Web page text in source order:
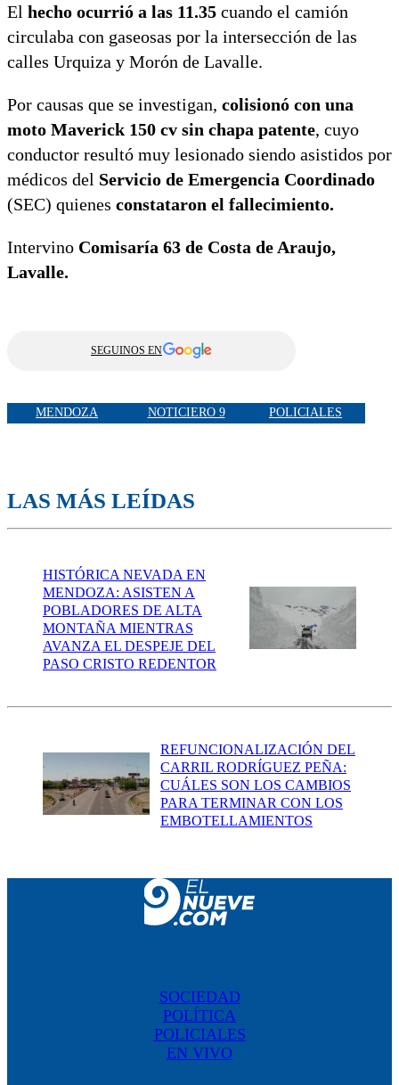
El hecho ocurrió a las 11.35 cuando el camión
circulaba con gaseosas por la intersección de las
calles Urquiza y Morón de Lavalle.
Por causas que se investigan, colisionó con una
moto Maverick 150 cv sin chapa patente, cuyo
conductor resultó muy lesionado siendo asistidos por
médicos del Servicio de Emergencia Coordinado
(SEC) quienes constataron el fallecimiento.
Intervino Comisaría 63 de Costa de Araujo,
Lavalle.
SEGUINOS EN
MENDOZA NOTICIERO 9 POLICIALES
LAS MÁS LEÍDAS
HISTÓRICA NEVADA EN
MENDOZA: ASISTEN A
POBLADORES DE ALTA
MONTAÑA MIENTRAS
AVANZA EL DESPEJE DEL
PASO CRISTO REDENTOR
REFUNCIONALIZACIÓN DEL
CARRIL RODRÍGUEZ PEÑA:
CUÁLES SON LOS CAMBIOS
PARA TERMINAR CON LOS
EMBOTELLAMIENTOS
SOCIEDAD
POLÍTICA
POLICIALES
EN VIVO